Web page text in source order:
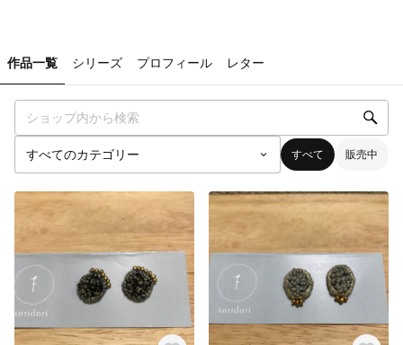
作品一覧 シリーズ プロフィール レター
すべて 販売中